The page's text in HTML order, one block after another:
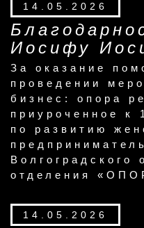
14.05.2026
Иосифу
За оказание
проведении
бизнес: опора
приуроченное к
по развитию
Волгоградского
отделения
14.05.2026